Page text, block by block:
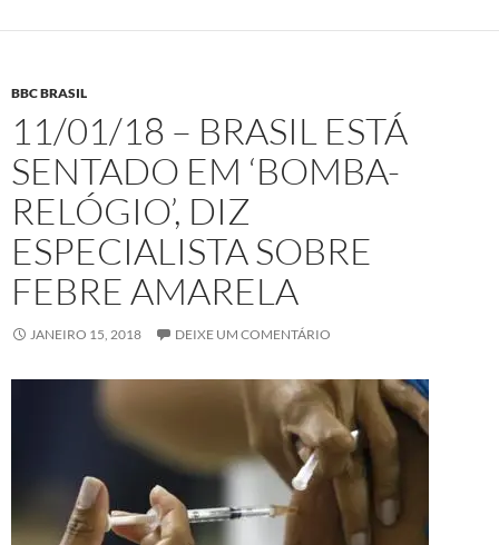
BBC BRASIL
11/01/18 – BRASIL ESTÁ
SENTADO EM ‘BOMBA-
RELÓGIO’, DIZ
ESPECIALISTA SOBRE
FEBRE AMARELA
JANEIRO 15, 2018 DEIXE UM COMENTÁRIO